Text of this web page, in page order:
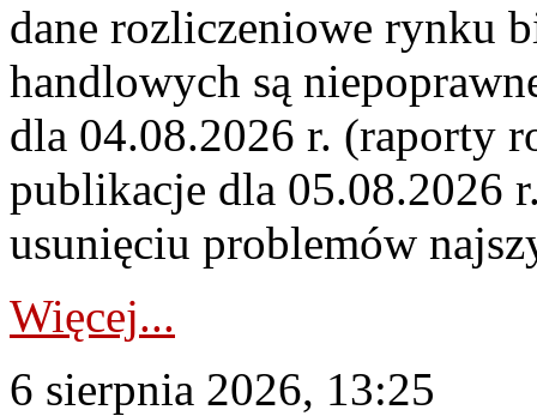
dane rozliczeniowe rynku
handlowych są
dla 04.08.2026 r. (raporty
publikacje dla 05.08.2026
usunięciu problemów
Więcej...
6 sierpnia 2026, 13:25